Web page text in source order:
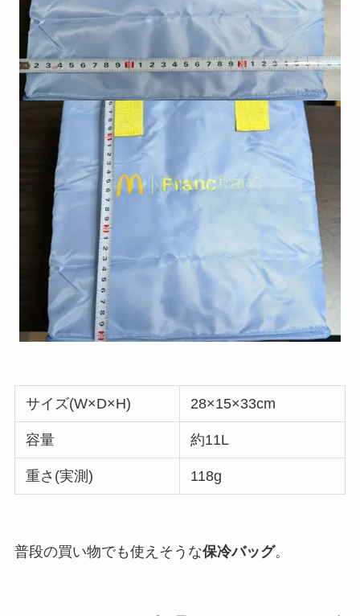
サイズ(W×D×H) 28×15×33cm
容量 約11L
重さ(実測) 118g
普段の買い物でも使えそうな保冷バッグ。